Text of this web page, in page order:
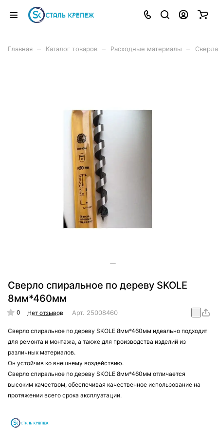
Главная Каталог товаров Расходные материалы Сверла
Сверло спиральное по дереву SKOLE
8мм*460мм
0 Нет отзывов Арт. 25008460
Сверло спиральное по дереву SKOLE 8мм*460мм идеально подходит
для ремонта и монтажа, а также для производства изделий из
различных материалов.
Он устойчив ко внешнему воздействию.
Сверло спиральное по дереву SKOLE 8мм*460мм отличается
высоким качеством, обеспечивая качественное использование на
протяжении всего срока эксплуатации.